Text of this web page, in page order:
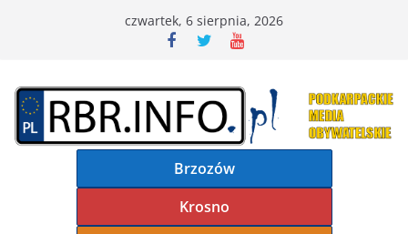
czwartek, 6 sierpnia, 2026
Brzozów
Krosno